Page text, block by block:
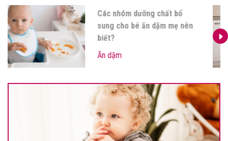
Các nhóm dưỡng chất bổ
sung cho bé ăn dặm mẹ nên
Ăn dặm